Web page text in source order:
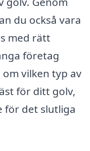
du också vara
med rätt
företag
vilken typ av
för ditt golv,
för det slutliga